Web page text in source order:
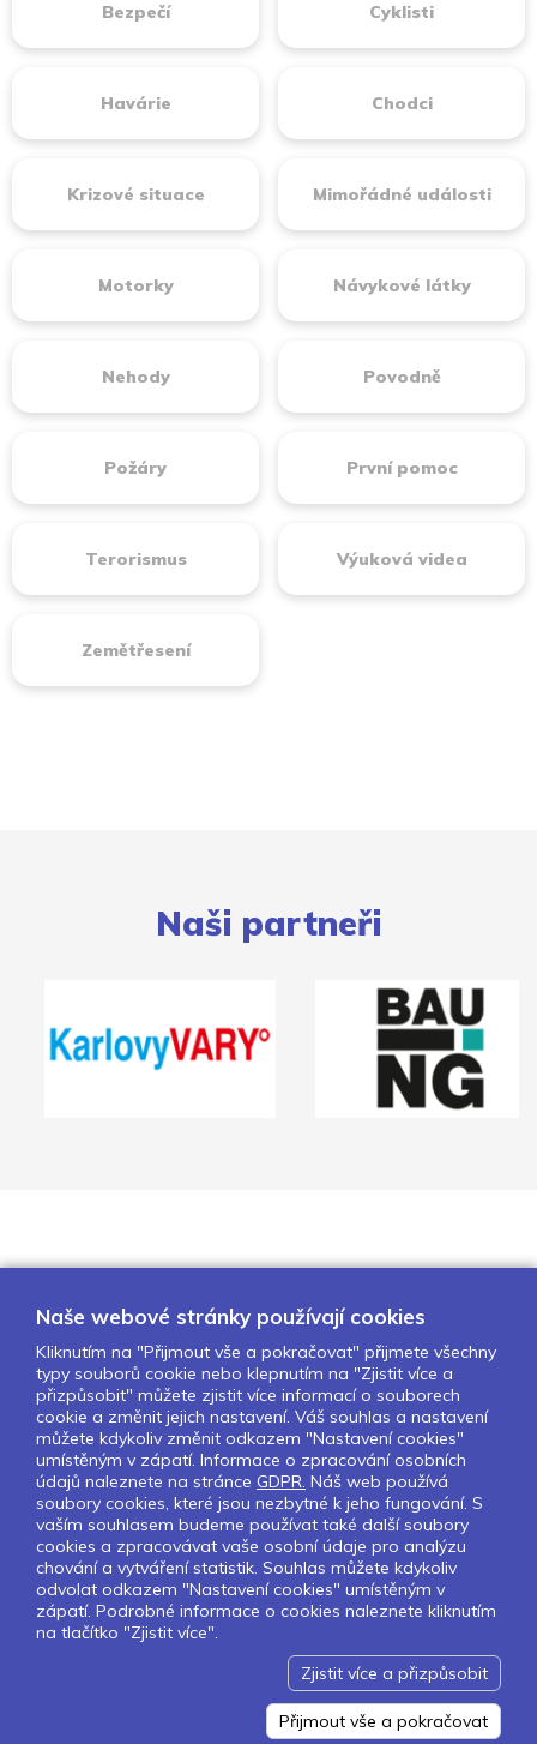
Bezpečí Cyklisti
Havárie Chodci
Krizové situace Mimořádné události
Motorky Návykové látky
Nehody Povodně
Požáry První pomoc
Terorismus Výuková videa
Zemětřesení
Naši partneři
O nás Naše projekty
Pro školy
Partneři
Kontakty
GDPR
Nastavení cookies
Sledujte nás:
Pokud chcete dostávat pravidelný
Newsletter klikněte
Smartware s.r.o. Redakční systém MultiCMS
Naše webové stránky používají cookies
Kliknutím na "Přijmout vše a pokračovat" přijmete všechny
typy souborů cookie nebo klepnutím na "Zjistit více a
přizpůsobit" můžete zjistit více informací o souborech
cookie a změnit jejich nastavení. Váš souhlas a nastavení
můžete kdykoliv změnit odkazem "Nastavení cookies"
umístěným v zápatí. Informace o zpracování osobních
údajů naleznete na stránce GDPR. Náš web používá
soubory cookies, které jsou nezbytné k jeho fungování. S
vaším souhlasem budeme používat také další soubory
cookies a zpracovávat vaše osobní údaje pro analýzu
chování a vytváření statistik. Souhlas můžete kdykoliv
odvolat odkazem "Nastavení cookies" umístěným v
zápatí. Podrobné informace o cookies naleznete kliknutím
na tlačítko "Zjistit více".
Zjistit více a přizpůsobit
Přijmout vše a pokračovat